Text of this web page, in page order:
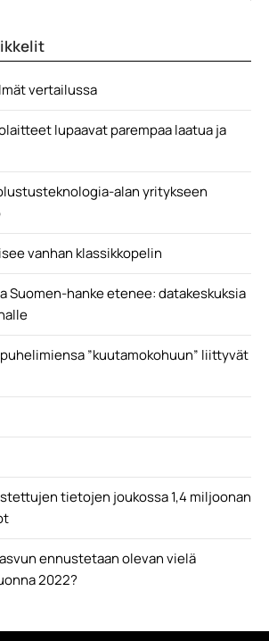
vertailussa
lupaavat parempaa laatua ja
alan yritykseen
vanhan klassikkopelin
Suomen-hanke etenee: datakeskuksia
”kuutamokohuun” liittyvät
tietojen joukossa 1,4 miljoonan
ennustetaan olevan vielä
2022?